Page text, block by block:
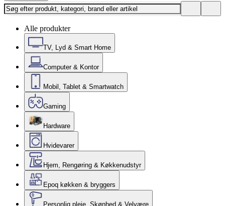
Alle produkter
TV, Lyd & Smart Home
Computer & Kontor
Mobil, Tablet & Smartwatch
Gaming
Hardware
Hvidevarer
Hjem, Rengøring & Køkkenudstyr
Epoq køkken & bryggers
Personlig pleje, Skønhed & Velvære